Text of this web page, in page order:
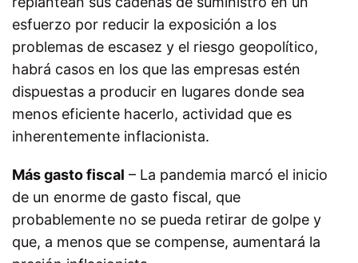
esfuerzo por reducir la exposición a los
problemas de escasez y el riesgo geopolítico,
habrá casos en los que las empresas estén
dispuestas a producir en lugares donde sea
menos eficiente hacerlo, actividad que es
inherentemente inflacionista.
Más gasto fiscal – La pandemia marcó el inicio
de un enorme de gasto fiscal, que
probablemente no se pueda retirar de golpe y
que, a menos que se compense, aumentará la